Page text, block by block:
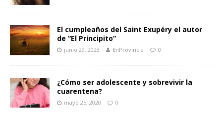
El cumpleaños del Saint Exupéry el autor
de “El Principito”
junio 29, 2023 EnProvincia 0
¿Cómo ser adolescente y sobrevivir la
cuarentena?
mayo 25, 2020 0